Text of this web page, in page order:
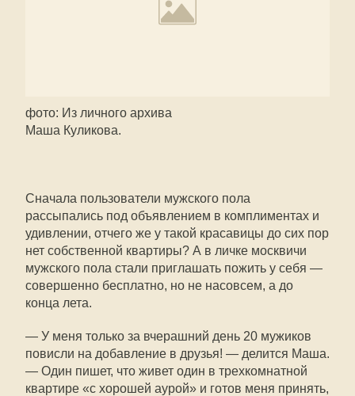
фото: Из личного архива
Маша Куликова.
Сначала пользователи мужского пола
рассыпались под объявлением в комплиментах и
удивлении, отчего же у такой красавицы до сих пор
нет собственной квартиры? А в личке москвичи
мужского пола стали приглашать пожить у себя —
совершенно бесплатно, но не насовсем, а до
конца лета.
— У меня только за вчерашний день 20 мужиков
повисли на добавление в друзья! — делится Маша.
— Один пишет, что живет один в трехкомнатной
квартире «с хорошей аурой» и готов меня принять,